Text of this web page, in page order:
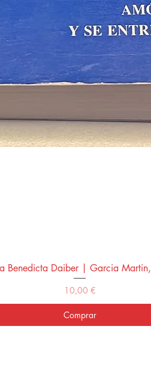
Vista rápida
Benedicta Daiber | Garcia
Precio
10,00 €
Comprar